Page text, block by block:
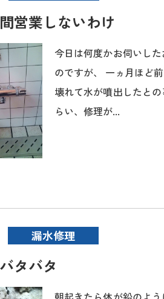
営業しないわけ
今日は何度かお伺いし
のですが、 一ヵ月ほど
壊れて水が噴出したと
らい、修理が...
漏水修理
タバタ